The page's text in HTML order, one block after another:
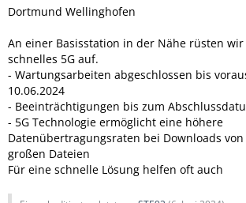
Dortmund Wellinghofen
An einer Basisstation in der Nähe rüsten
schnelles 5G auf.
- Wartungsarbeiten abgeschlossen bis
10.06.2024
- Beeinträchtigungen bis zum
- 5G Technologie ermöglicht eine höhere
Datenübertragungsraten bei Downloads
großen Dateien
Für eine schnelle Lösung helfen oft auch